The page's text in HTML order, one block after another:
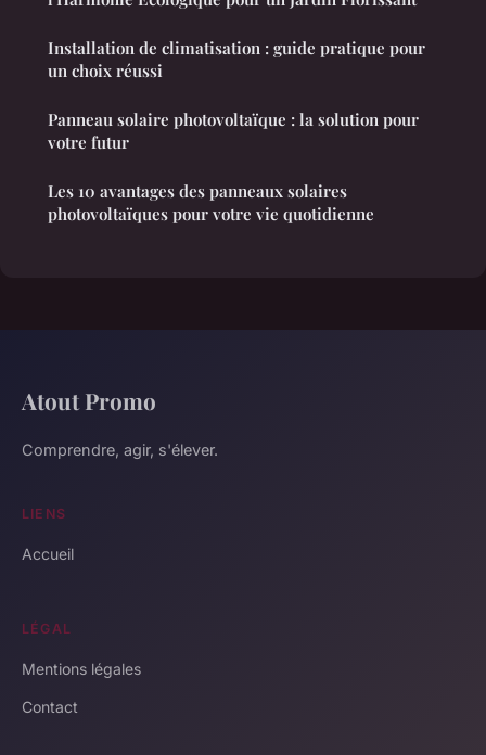
Installation de climatisation : guide pratique pour
un choix réussi
Panneau solaire photovoltaïque : la solution pour
votre futur
Les 10 avantages des panneaux solaires
photovoltaïques pour votre vie quotidienne
Atout Promo
Comprendre, agir, s'élever.
LIENS
Accueil
LÉGAL
Mentions légales
Contact